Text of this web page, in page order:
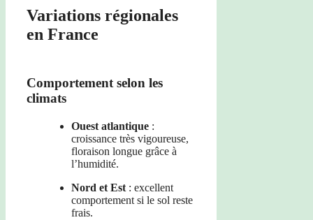
Variations régionales
en France
Comportement selon les
climats
Ouest atlantique :
croissance très vigoureuse,
floraison longue grâce à
l’humidité.
Nord et Est : excellent
comportement si le sol reste
frais.